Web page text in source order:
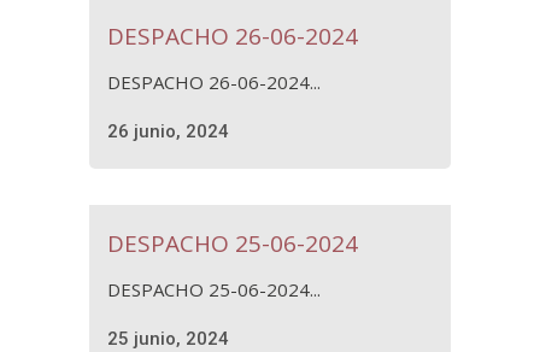
DESPACHO 26-06-2024
DESPACHO 26-06-2024...
26 junio, 2024
DESPACHO 25-06-2024
DESPACHO 25-06-2024...
25 junio, 2024